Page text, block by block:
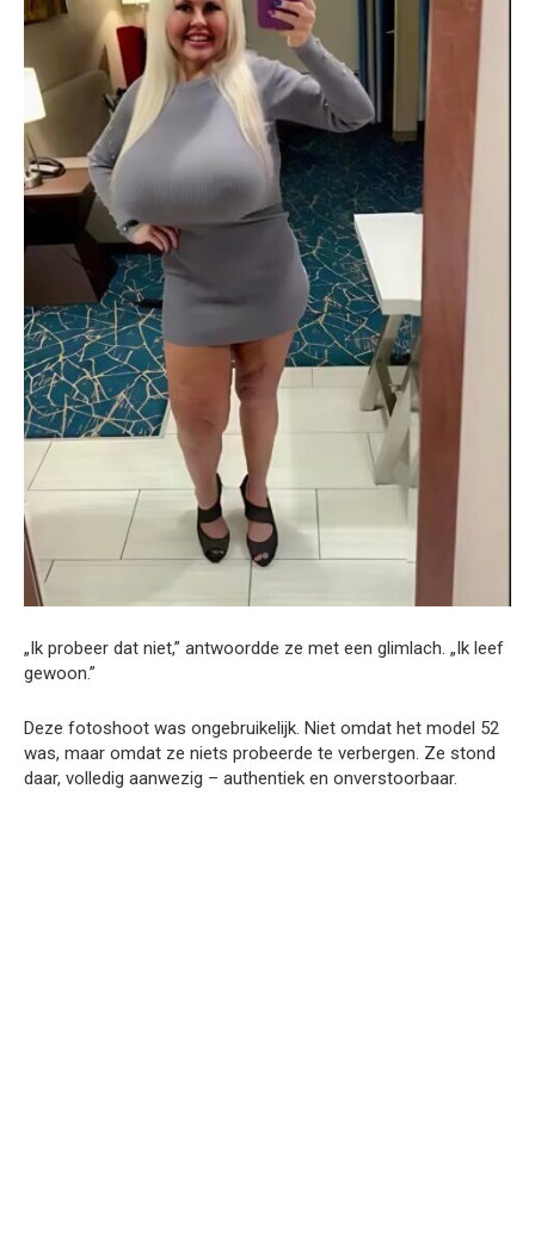
„Ik probeer dat niet,” antwoordde ze met een glimlach. „Ik leef
gewoon.”
Deze fotoshoot was ongebruikelijk. Niet omdat het model 52
was, maar omdat ze niets probeerde te verbergen. Ze stond
daar, volledig aanwezig – authentiek en onverstoorbaar.